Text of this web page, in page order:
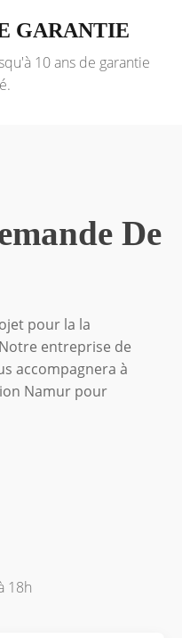
GARANTIE
10 ans de garantie
De
pour la la
entreprise de
accompagnera à
Namur pour
18h